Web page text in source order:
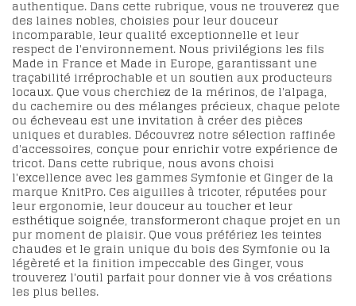
authentique. Dans cette rubrique, vous ne trouverez que
des laines nobles, choisies pour leur douceur
incomparable, leur qualité exceptionnelle et leur
respect de l'environnement. Nous privilégions les fils
Made in France et Made in Europe, garantissant une
traçabilité irréprochable et un soutien aux producteurs
locaux. Que vous cherchiez de la mérinos, de l'alpaga,
du cachemire ou des mélanges précieux, chaque pelote
ou écheveau est une invitation à créer des pièces
uniques et durables. Découvrez notre sélection raffinée
d'accessoires, conçue pour enrichir votre expérience de
tricot. Dans cette rubrique, nous avons choisi
l'excellence avec les gammes Symfonie et Ginger de la
marque KnitPro. Ces aiguilles à tricoter, réputées pour
leur ergonomie, leur douceur au toucher et leur
esthétique soignée, transformeront chaque projet en un
pur moment de plaisir. Que vous préfériez les teintes
chaudes et le grain unique du bois des Symfonie ou la
légèreté et la finition impeccable des Ginger, vous
trouverez l'outil parfait pour donner vie à vos créations
les plus belles.